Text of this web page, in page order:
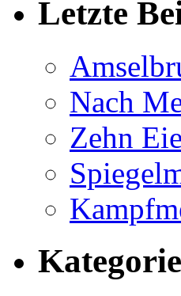
Letzte
Nach
Zehn